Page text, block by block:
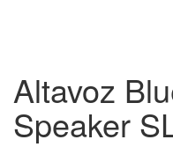
Altavoz
Speaker